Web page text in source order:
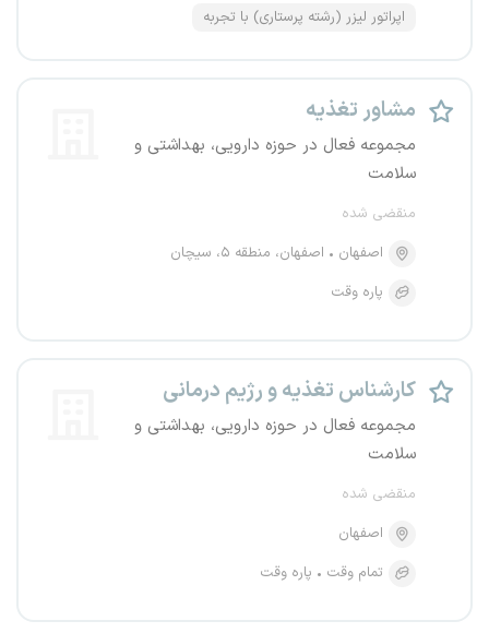
اپراتور لیزر (رشته پرستاری) با تجربه
مشاور تغذیه
مجموعه فعال در حوزه دارویی، بهداشتی و
سلامت
منقضی شده
اصفهان
اصفهان، منطقه ۵، سیچان
پاره وقت
کارشناس تغذیه و رژیم درمانی
مجموعه فعال در حوزه دارویی، بهداشتی و
سلامت
منقضی شده
اصفهان
تمام وقت
پاره وقت